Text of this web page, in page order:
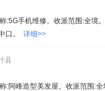
:5G手机维修。收派范围:全境
口。 详细>>
县
:阿峰造型美发屋。收派范围: